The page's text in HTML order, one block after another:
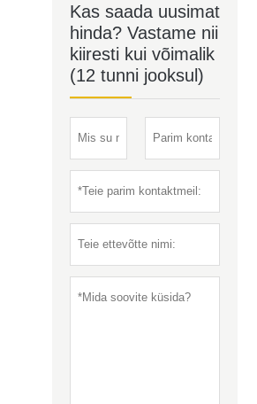
Kas saada uusimat
hinda? Vastame nii
kiiresti kui võimalik
(12 tunni jooksul)